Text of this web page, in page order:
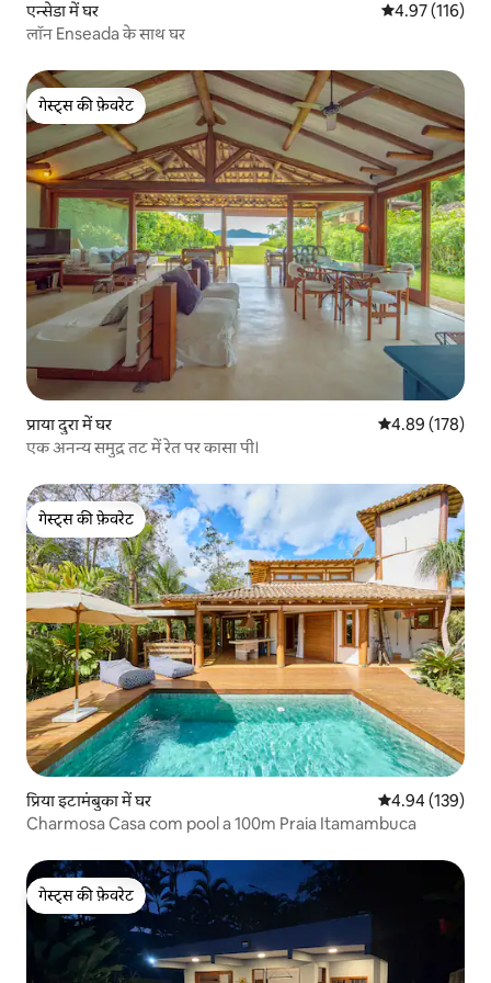
एन्सेडा में घर औसत रेटिंग 5 में से
4.97 (116)
लॉन Enseada के साथ घर
गेस्ट्स की फ़ेवरेट
गेस्ट्स की फ़ेवरेट
प्राया दुरा में घर औसत रेटिंग 5 में से
4.89 (178)
एक अनन्य समुद्र तट में रेत पर कासा पी।
गेस्ट्स की फ़ेवरेट
गेस्ट्स की फ़ेवरेट
प्रिया इटामंबुका में घर औसत रेटिंग 5 में से
4.94 (139)
Charmosa Casa com pool a 100m Praia Itamambuca
गेस्ट्स की फ़ेवरेट
गेस्ट्स की फ़ेवरेट